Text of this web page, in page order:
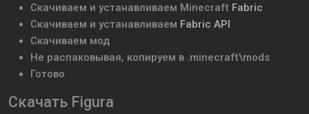
Скачиваем и устанавливаем Minecraft Fabric
Скачиваем и устанавливаем Fabric API
Скачиваем мод
Не распаковывая, копируем в .minecraft\mods
Готово
Скачать Figura